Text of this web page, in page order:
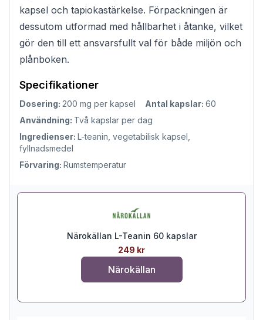
kapsel och tapiokastärkelse. Förpackningen är
dessutom utformad med hållbarhet i åtanke, vilket
gör den till ett ansvarsfullt val för både miljön och
plånboken.
Specifikationer
Dosering: 200 mg per kapsel Antal kapslar: 60
Användning: Två kapslar per dag
Ingredienser: L-teanin, vegetabilisk kapsel,
fyllnadsmedel
Förvaring: Rumstemperatur
Närokällan L-Teanin 60 kapslar
249 kr
Närokällan